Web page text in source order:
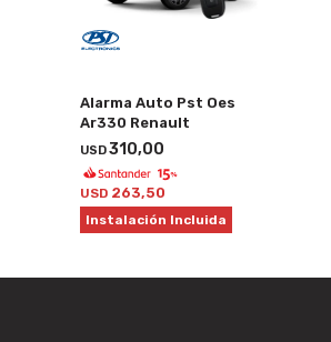
Alarma Auto Pst Oes
Ar330 Renault
USD310,00
USD 263,50
Instalación Incluida